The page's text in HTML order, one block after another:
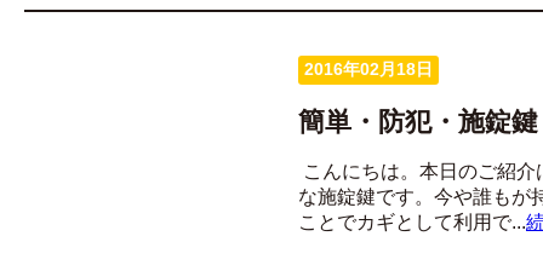
2016年02月18日
簡単・防犯・施錠鍵
こんにちは。本日のご紹
な施錠鍵です。今や誰もが
ことでカギとして利用で...